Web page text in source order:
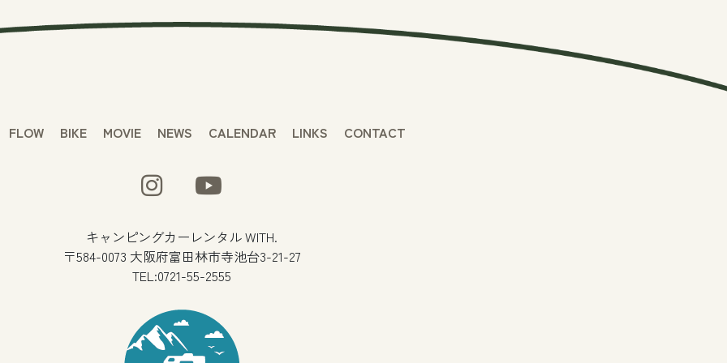
FLOW BIKE MOVIE NEWS CALENDAR LINKS CONTACT
キャンピングカーレンタル WITH.
〒584-0073 大阪府富田林市寺池台3-21-27
TEL:0721-55-2555